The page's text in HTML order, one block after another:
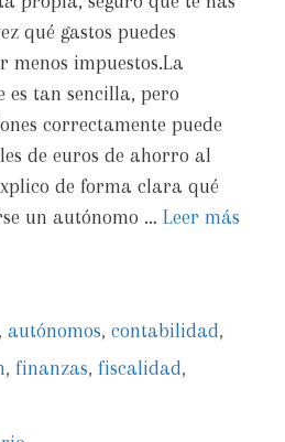
qué gastos puedes
impuestos.La
es tan sencilla, pero
correctamente puede
de euros de ahorro al
de forma clara qué
un autónomo … Leer más
,autónomos,contabilidad,
, finanzas, fiscalidad,